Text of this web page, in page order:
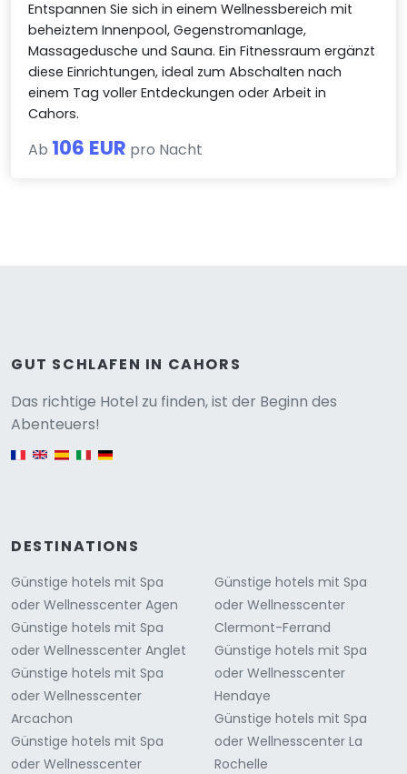
Entspannen Sie sich in einem Wellnessbereich mit
beheiztem Innenpool, Gegenstromanlage,
Massagedusche und Sauna. Ein Fitnessraum ergänzt
diese Einrichtungen, ideal zum Abschalten nach
einem Tag voller Entdeckungen oder Arbeit in
Cahors.
Ab 106 EUR pro Nacht
GUT SCHLAFEN IN CAHORS
Das richtige Hotel zu finden, ist der Beginn des
Abenteuers!
DESTINATIONS
Günstige hotels mit Spa
oder Wellnesscenter Agen
Günstige hotels mit Spa
oder Wellnesscenter Anglet
Günstige hotels mit Spa
oder Wellnesscenter
Arcachon
Günstige hotels mit Spa
oder Wellnesscenter
Günstige hotels mit Spa
oder Wellnesscenter
Clermont-Ferrand
Günstige hotels mit Spa
oder Wellnesscenter
Hendaye
Günstige hotels mit Spa
oder Wellnesscenter La
Rochelle